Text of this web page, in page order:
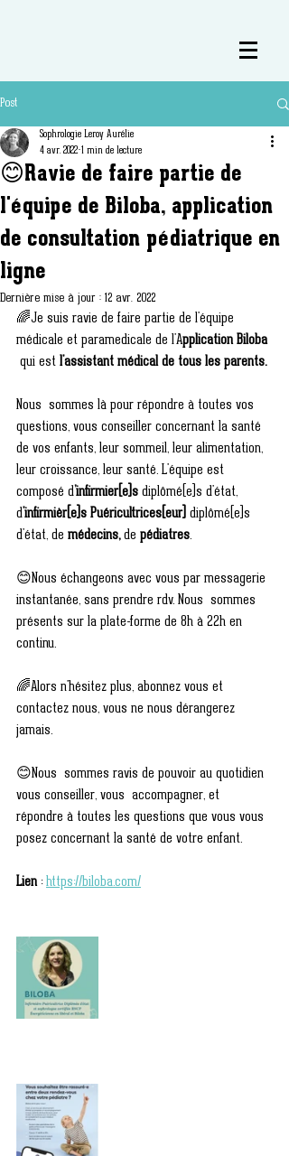
Post
😊Ravie de faire partie de
l'équipe de Biloba, application
de consultation pédiatrique en
ligne
Sophrologie Leroy Aurélie
4 avr. 2022 1 min de lecture
Dernière mise à jour : 12 avr. 2022
🌈Je suis ravie de faire partie de l'équipe
médicale et paramedicale de l'Application Biloba
qui est l'assistant médical de tous les parents.
Nous  sommes là pour répondre à toutes vos
questions, vous conseiller concernant la santé
de vos enfants, leur sommeil, leur alimentation,
leur croissance, leur santé. L'équipe est
composé d’infirmier(e)s diplômé(e)s d'état,
d'infirmièr(e)s Puéricultrices(eur) diplômé(e)s
d'état, de médecins, de pédiatres.
😊Nous échangeons avec vous par messagerie
instantanée, sans prendre rdv. Nous  sommes
présents sur la plate-forme de 8h à 22h en
continu.
🌈Alors n'hésitez plus, abonnez vous et
contactez nous, vous ne nous dérangerez
jamais.
😊Nous  sommes ravis de pouvoir au quotidien
vous conseiller, vous  accompagner, et
répondre à toutes les questions que vous vous
posez concernant la santé de votre enfant.
Lien : https://biloba.com/